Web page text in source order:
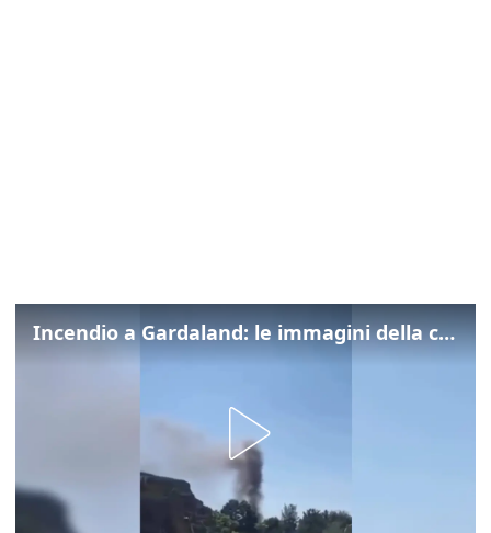
Incendio a Gardaland: le immagini della colonna di fumo